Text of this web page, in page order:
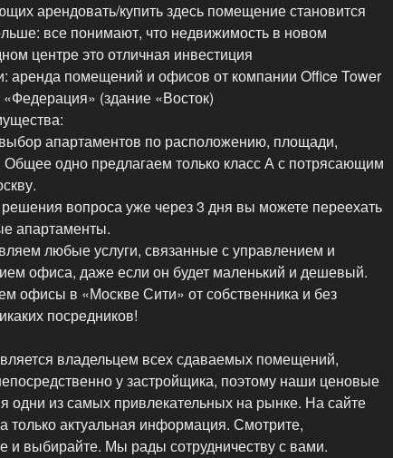
арендовать/купить здесь помещение становится
все понимают, что недвижимость в новом
центре это отличная инвестиция
аренда помещений и офисов от компании Office Tower
«Федерация» (здание «Восток)
апартаментов по расположению, площади,
Общее одно предлагаем только класс А с потрясающим
вопроса уже через 3 дня вы можете переехать
апартаменты.
любые услуги, связанные с управлением и
офиса, даже если он будет маленький и дешевый.
офисы в «Москве Сити» от собственника и без
посредников!
владельцем всех сдаваемых помещений,
у застройщика, поэтому наши ценовые
одни из самых привлекательных на рынке. На сайте
только актуальная информация. Смотрите,
и выбирайте. Мы рады сотрудничеству с вами.